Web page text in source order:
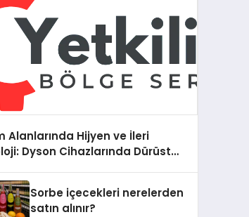
Alanlarında Hijyen ve İleri
Dyson Cihazlarında Dürüst
Sorbe içecekleri nerelerden
satın alınır?